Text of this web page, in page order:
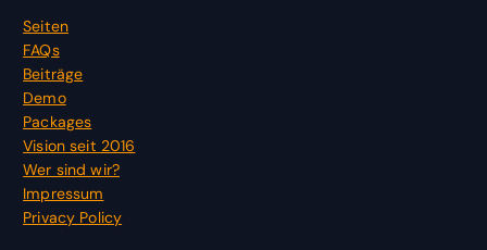
Seiten
FAQs
Beiträge
Demo
Packages
Vision seit 2016
Wer sind wir?
Impressum
Privacy Policy